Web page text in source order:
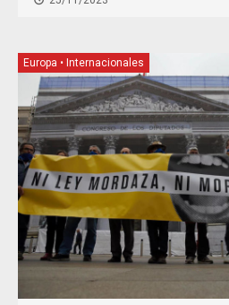
Europa • Internacionales